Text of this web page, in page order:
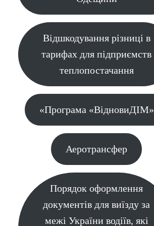
Відшкодування різниці в
тарифах для підприємств
теплопостачання
«Програма «ВідновиДІМ»
Аеротрансфер
Порядок оформлення
документів для виїзду за
межі України водіїв, які